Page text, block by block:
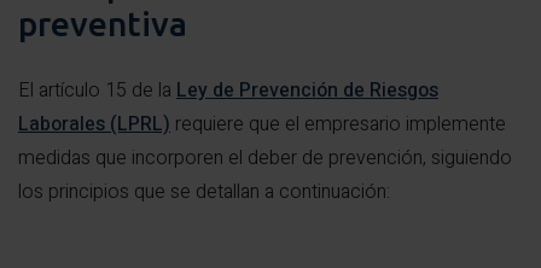
preventiva
El artículo 15 de la Ley de Prevención de Riesgos
Laborales (LPRL) requiere que el empresario implemente
medidas que incorporen el deber de prevención, siguiendo
los principios que se detallan a continuación: